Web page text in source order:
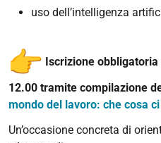
mondo
del
lavoro
–
20
uso dell’intelligenza
Iscrizione
12.00 tramite compilazione
mondo del lavoro: che cosa
Un’occasione concreta di